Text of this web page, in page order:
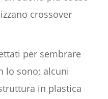
crossover
per sembrare
lo sono; alcuni
in plastica